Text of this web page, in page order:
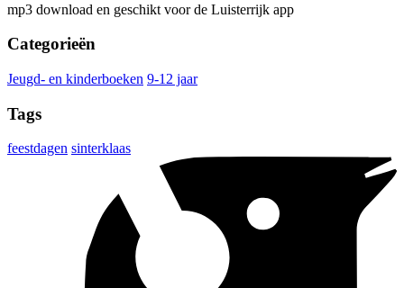
mp3 download en geschikt voor de Luisterrijk app
Categorieën
Jeugd- en kinderboeken 9-12 jaar
Tags
feestdagen sinterklaas